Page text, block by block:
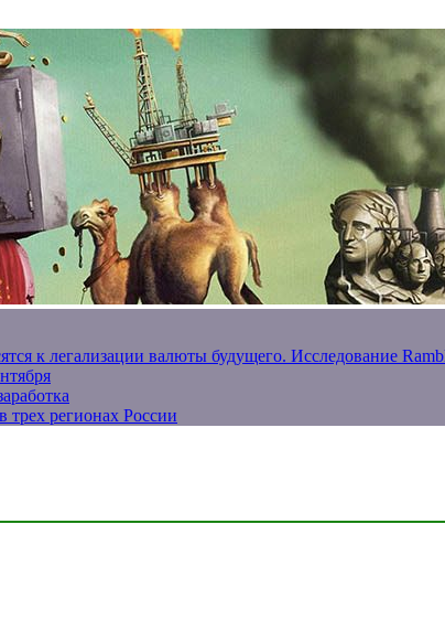
к легализации валюты будущего. Исследование
трех регионах России